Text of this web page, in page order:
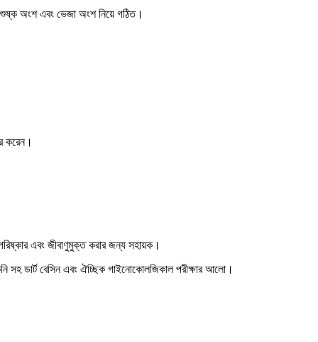
অংশ এবং ভেজা অংশ নিয়ে গঠিত।
করেন।
এবং জীবাণুমুক্ত করার জন্য সহায়ক।
সহ ডার্ট বেসিন এবং ঐচ্ছিক গাইনোকোলজিকাল পরীক্ষার আলো।